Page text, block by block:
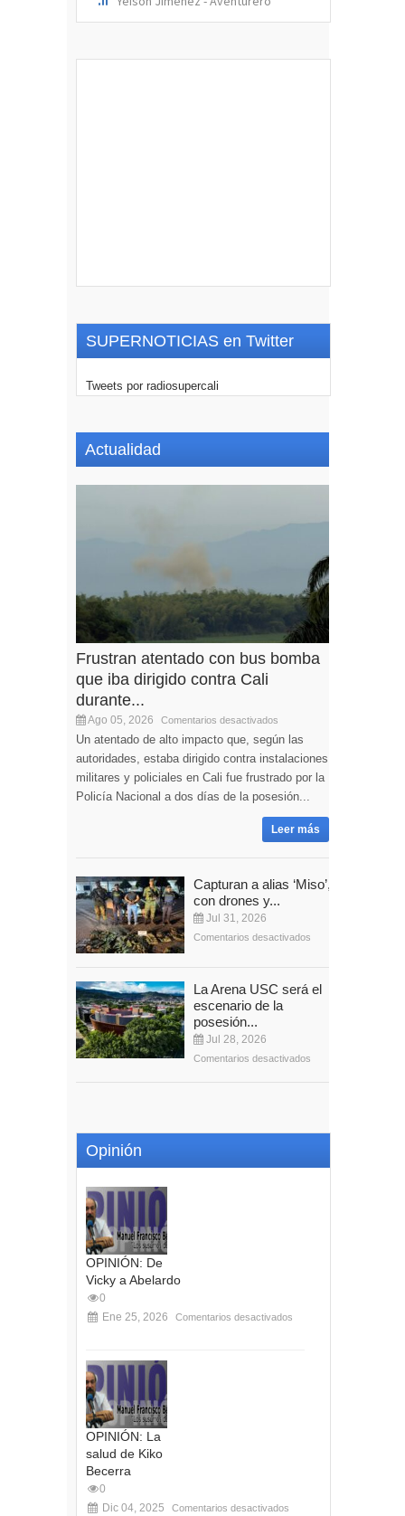
SUPERNOTICIAS en Twitter
Tweets por radiosupercali
Actualidad
Frustran atentado con bus bomba
que iba dirigido contra Cali
durante...
Ago 05, 2026 Comentarios desactivados
Un atentado de alto impacto que, según las
autoridades, estaba dirigido contra instalaciones
militares y policiales en Cali fue frustrado por la
Policía Nacional a dos días de la posesión...
Leer más
Capturan a alias ‘Miso’,
con drones y...
Jul 31, 2026
Comentarios desactivados
La Arena USC será el
escenario de la
posesión...
Jul 28, 2026
Comentarios desactivados
Opinión
OPINIÓN: De
Vicky a Abelardo
0
Ene 25, 2026
Comentarios desactivados
OPINIÓN: La
salud de Kiko
Becerra
0
Dic 04, 2025
Comentarios desactivados